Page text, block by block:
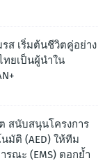
ส เริ่มต้นชีวิตคู่อย่าง
ยเป็นผู้นำใน
สนับสนุนโครงการ
มัติ (AED) ให้ทีม
รณะ (EMS) ตอกย้ำ